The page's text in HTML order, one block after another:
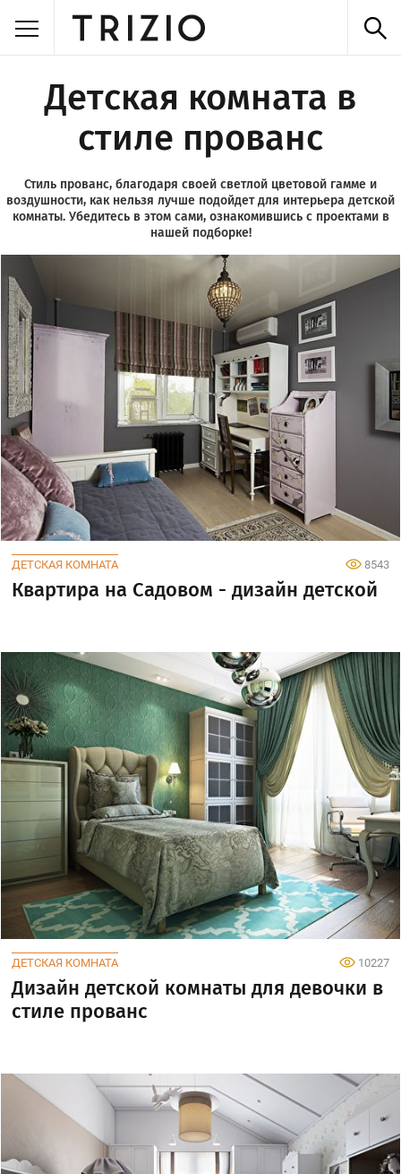
Детская комната в
стиле прованс
Стиль прованс, благодаря своей светлой цветовой гамме и
воздушности, как нельзя лучше подойдет для интерьера детской
комнаты. Убедитесь в этом сами, ознакомившись с проектами в
нашей подборке!
ДЕТСКАЯ КОМНАТА 8543
Квартира на Садовом - дизайн детской
ДЕТСКАЯ КОМНАТА 10227
Дизайн детской комнаты для девочки в
стиле прованс